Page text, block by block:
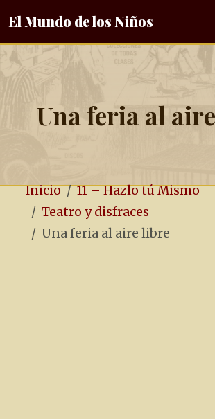
El Mundo de los Niños
Una feria al
Inicio
11 – Hazlo tú Mismo
Teatro y disfraces
Una feria al aire libre